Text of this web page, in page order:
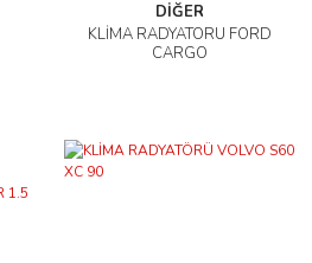
DİĞER
KLİMA RADYATÖRÜ FORD
CARGO